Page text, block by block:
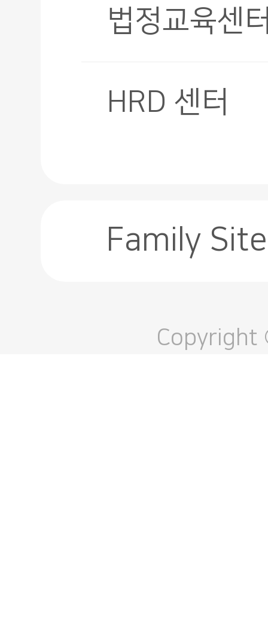
법정교육센
HRD 센터
Family Site
Copyright